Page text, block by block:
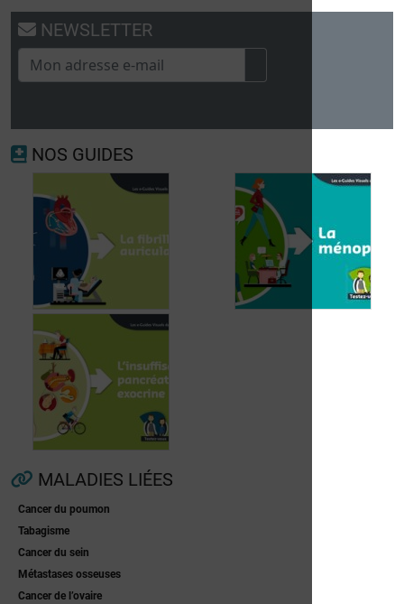
NEWSLETTER
NOS GUIDES
Fibrillation
auriculaire
Insuffisance
pancréatique
MALADIES LIÉES
Cancer du poumon
Tabagisme
Cancer du sein
Métastases osseuses
Cancer de l’ovaire